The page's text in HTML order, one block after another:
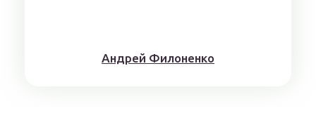
Aндрeй Филoнeнкo